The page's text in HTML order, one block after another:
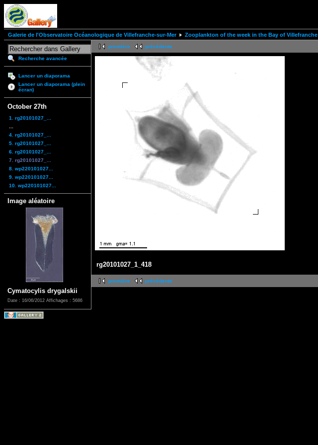
Galerie de l'Observatoire Océanologique de Villefranche-sur-Mer Zooplankton of the week in the Bay of Villefranche
Recherche avancée
Lancer un diaporama
Lancer un diaporama (plein
écran)
October 27th
1. rg20101027_...
4. rg20101027_...
5. rg20101027_...
6. rg20101027_...
7. rg20101027_...
8. wp220101027...
9. wp220101027...
10. wp220101027...
Image aléatoire
Cymatocylis drygalskii
Date : 16/06/2012 Affichages : 5686
première précédente
rg20101027_1_418
première précédente